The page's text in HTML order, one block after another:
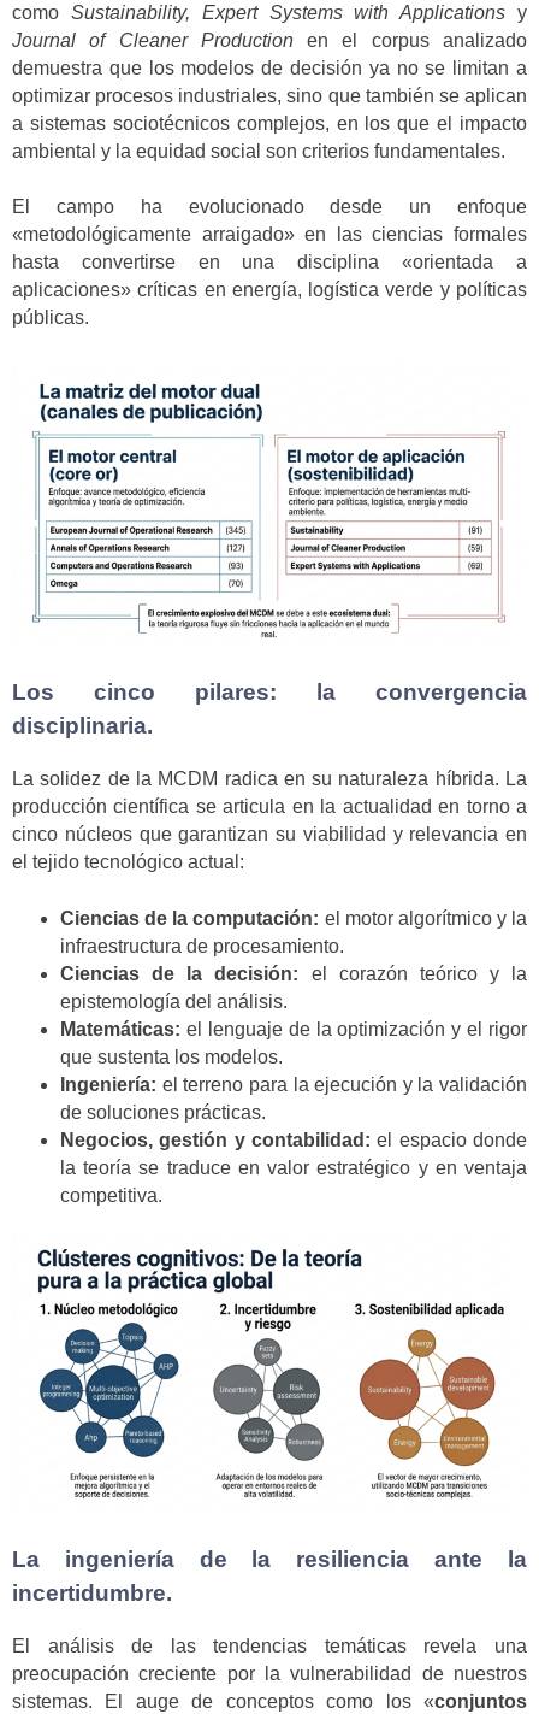
como Sustainability, Expert Systems with Applications y
Journal of Cleaner Productionen el corpus analizado
demuestra que los modelos de decisión ya no se limitan a
optimizar procesos industriales, sino que también se aplican
a sistemas sociotécnicos complejos, en los que el impacto
ambiental y la equidad social son criterios fundamentales.
El campo ha evolucionado desde un enfoque
«metodológicamente arraigado» en las ciencias formales
hasta convertirse en una disciplina «orientada a
aplicaciones» críticas en energía, logística verde y políticas
públicas.
Los cinco pilares: la convergencia
disciplinaria.
La solidez de la MCDM radica en su naturaleza híbrida. La
producción científica se articula en la actualidad en torno a
cinco núcleos que garantizan su viabilidad y relevancia en
el tejido tecnológico actual:
Ciencias de la computación: el motor algorítmico y la
infraestructura de procesamiento.
Ciencias de la decisión: el corazón teórico y la
epistemología del análisis.
Matemáticas: el lenguaje de la optimización y el rigor
que sustenta los modelos.
Ingeniería: el terreno para la ejecución y la validación
de soluciones prácticas.
Negocios, gestión y contabilidad: el espacio donde
la teoría se traduce en valor estratégico y en ventaja
competitiva.
La ingeniería de la resiliencia ante la
incertidumbre.
El análisis de las tendencias temáticas revela una
preocupación creciente por la vulnerabilidad de nuestros
sistemas. El auge de conceptos como los «conjuntos